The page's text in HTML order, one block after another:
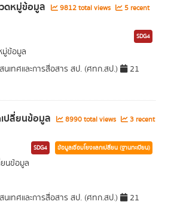
ดหมู่ข้อมูล 9812 total views
5 recent
SDG4
มู่ข้อมูล
นเทศและการสื่อสาร สป. (ศทก.สป.)
21
ปลี่ยนข้อมูล 8990 total views
3 recent
SDG4 ข้อมูลเชื่อมโยงแลกเปลี่ยน (ฐานทะเบียน)
นข้อมูล
นเทศและการสื่อสาร สป. (ศทก.สป.)
21